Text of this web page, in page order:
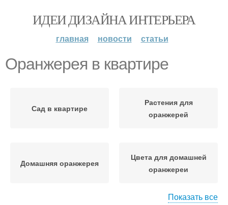
ИДЕИ ДИЗАЙНА ИНТЕРЬЕРА
главная новости статьи
Оранжерея в квартире
Сад в квартире
Растения для
оранжерей
Домашняя оранжерея
Цвета для домашней
оранжереи
Показать все